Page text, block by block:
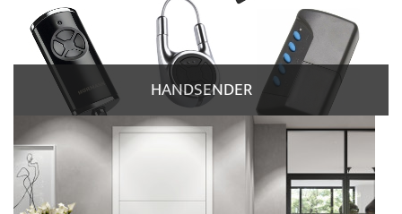
HANDSENDER